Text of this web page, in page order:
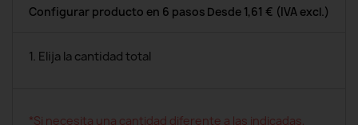
Configurar producto en 6 pasos Desde 1,61 € (IVA excl.)
1. Elija la cantidad total
*Si necesita una cantidad diferente a las indicadas,